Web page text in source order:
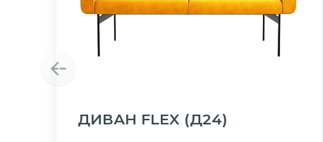
ДИВАН FLEX (Д24)